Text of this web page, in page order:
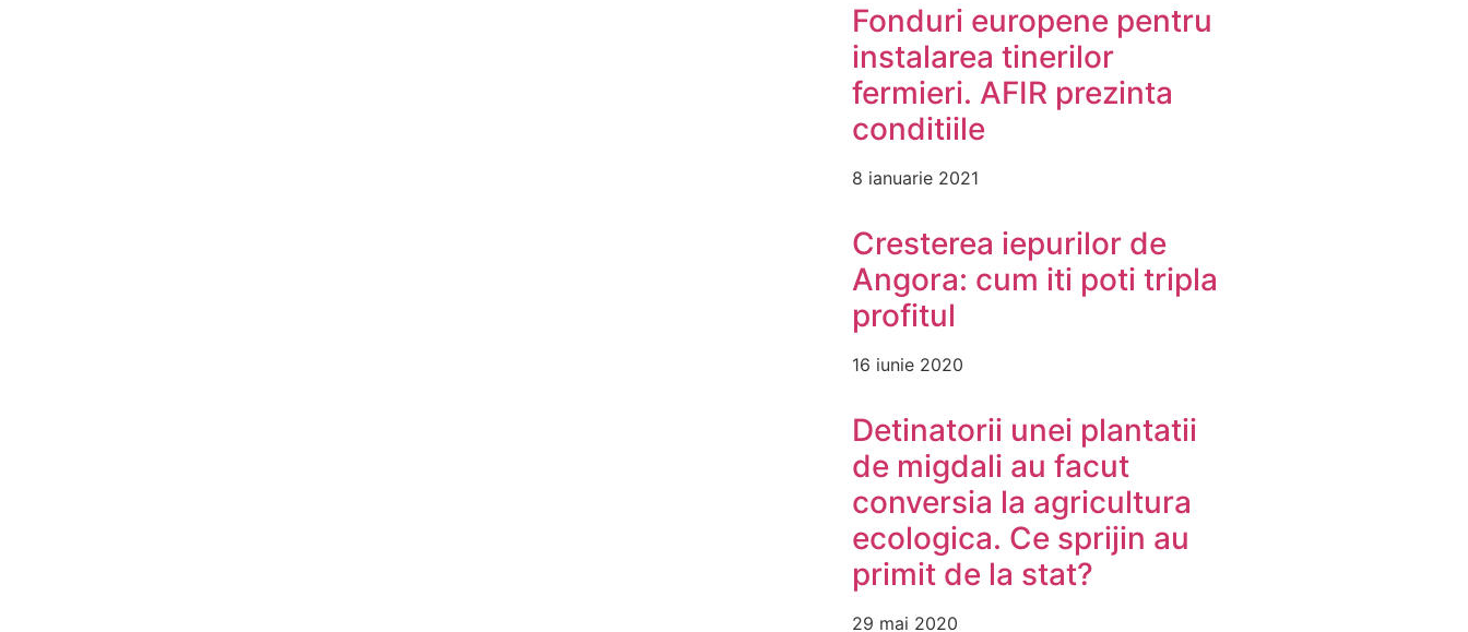
Fonduri europene pentru
instalarea tinerilor
fermieri. AFIR prezinta
conditiile
8 ianuarie 2021
Cresterea iepurilor de
Angora: cum iti poti tripla
profitul
16 iunie 2020
Detinatorii unei plantatii
de migdali au facut
conversia la agricultura
ecologica. Ce sprijin au
primit de la stat?
29 mai 2020